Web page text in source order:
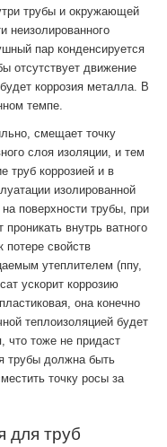
трубы и окружающей
неизолированного
пар конденсируется
отсутствует движение
коррозия металла. В
темпе.
смещает точку
слоя изоляции, и тем
труб коррозией и в
изолированной
поверхности трубы, при
внутрь ватного
свойств
утеплителем (ппу,
ускорит коррозию
она конечно
теплоизоляцией будет
что тоже не придаст
трубы должна быть
точку росы за
для труб